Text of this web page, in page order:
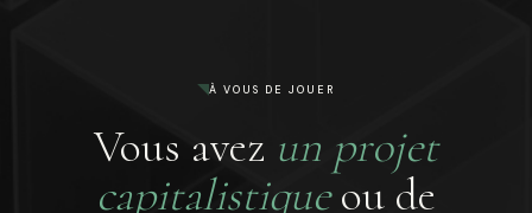
À VOUS DE JOUER
Vous avez un projet
capitalistiqueou de